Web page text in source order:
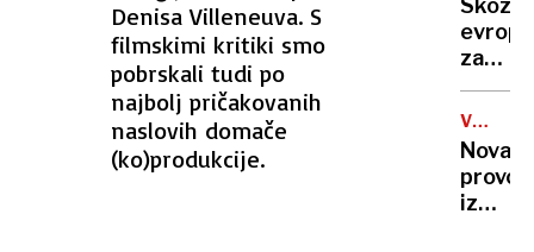
Denisa Villeneuva. S
filmskimi kritiki smo
pobrskali tudi po
najbolj pričakovanih
naslovih domače
(ko)produkcije.
stala
NBA-
da
sem
to
storil«
Skozi
labirint
brez
države
VOJNA
V
Nova
iz